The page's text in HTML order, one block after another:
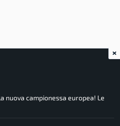
nuova campionessa europea! Le
×